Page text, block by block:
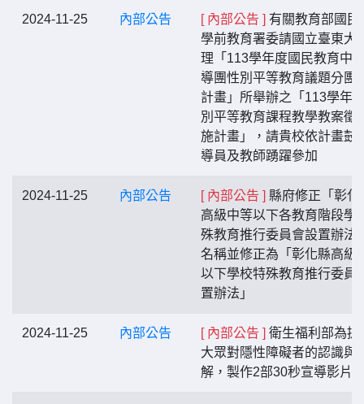
2024-11-25 內部公告 [ 內部公告 ] 有關教育部國民
學前教育署委請國立臺東大
理「113學年度國民教育中
導團性別平等教育議題分團
計畫」所舉辦之「113學年
別平等教育課程教學教案徵
施計畫」，請貴校依計畫鼓
導員及教師踴躍參加
2024-11-25 內部公告 [ 內部公告 ] 縣府修正「彰化
高級中等以下各教育階段學
殊教育推行委員會設置辦法
名稱並修正為「彰化縣高級
以下學校特殊教育推行委員
置辦法」
2024-11-25 內部公告 [ 內部公告 ] 衛生福利部為提
大眾對隱性障礙者的認識與
解，製作2部30秒宣導影片